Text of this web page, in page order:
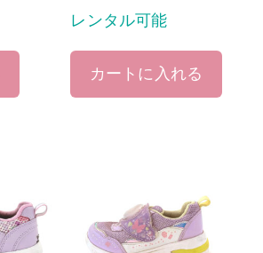
レンタル可能
カートに入れる